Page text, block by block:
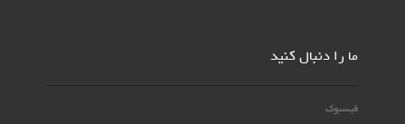
ما را دنبال کنید
فیسبوک